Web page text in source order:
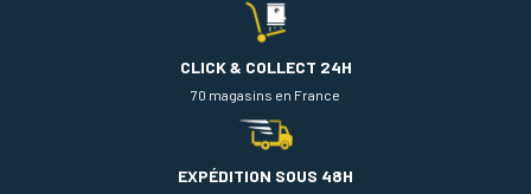
CLICK & COLLECT 24H
70 magasins en France
EXPÉDITION SOUS 48H